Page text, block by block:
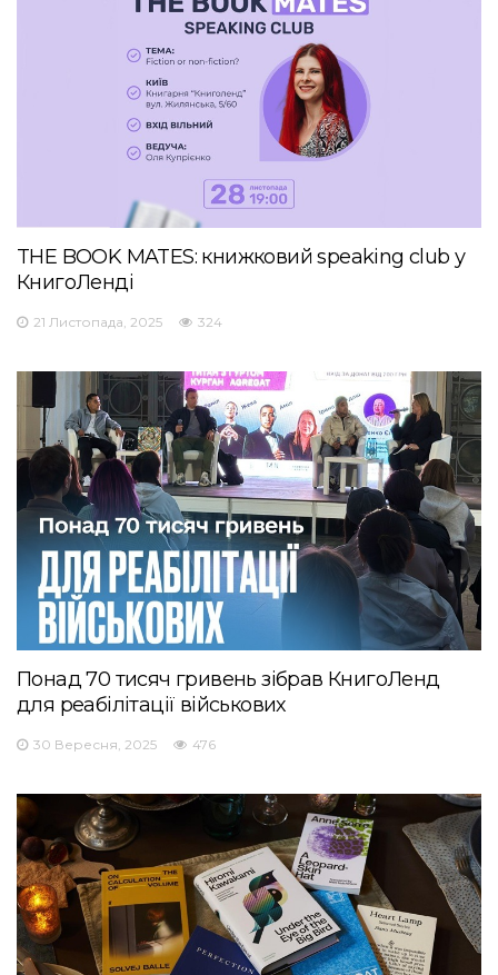
THE BOOK MATES: книжковий speaking club у
КнигоЛенді
21 Листопада, 2025 324
Понад 70 тисяч гривень зібрав КнигоЛенд
для реабілітації військових
30 Вересня, 2025 476